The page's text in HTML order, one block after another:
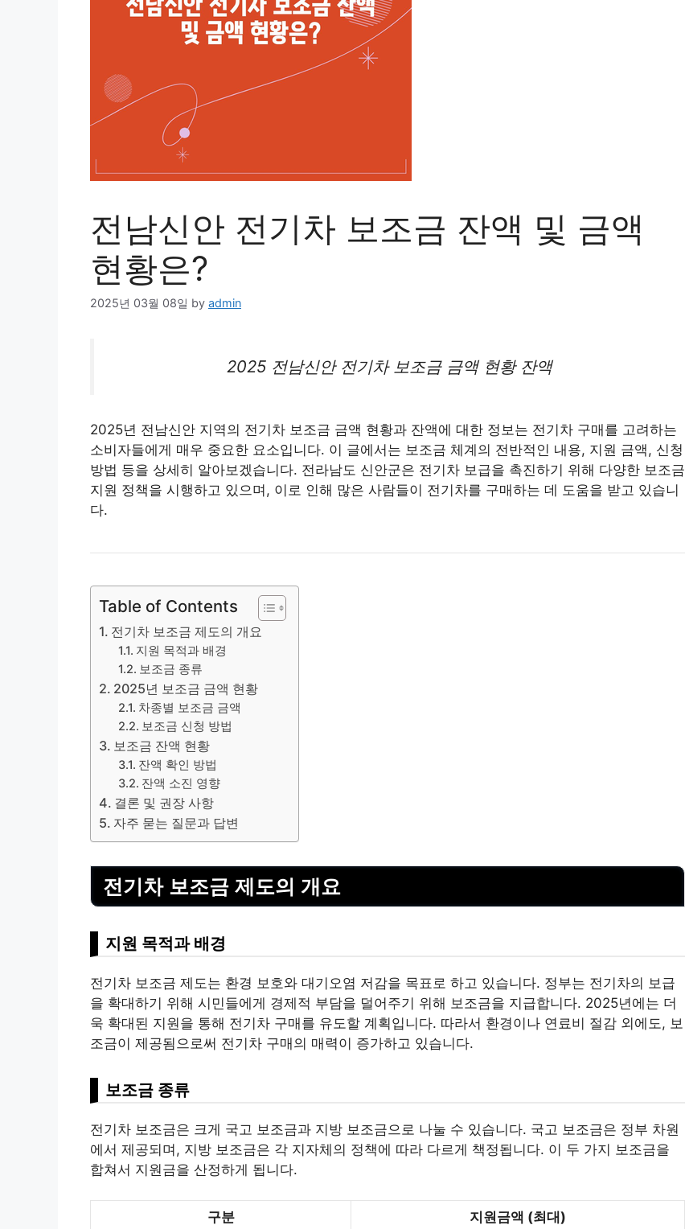
전남신안 전기차 보조금 잔액 및 금액
현황은?
2025년 03월 08일 by admin
2025 전남신안 전기차보조금 금액 현황 잔액
2025년 전남신안 지역의 전기차 보조금 금액 현황과 잔액에 대한 정보는 전기차 구매를 고려하는
소비자들에게 매우 중요한 요소입니다. 이 글에서는 보조금 체계의 전반적인 내용, 지원 금액, 신청
방법 등을 상세히 알아보겠습니다. 전라남도 신안군은 전기차 보급을 촉진하기 위해 다양한 보조금
지원 정책을 시행하고 있으며, 이로 인해 많은 사람들이 전기차를 구매하는 데 도움을 받고 있습니
다.
Table of Contents
전기차 보조금 제도의 개요
지원 목적과 배경
보조금 종류
2025년 보조금 금액 현황
차종별 보조금 금액
보조금 신청 방법
보조금 잔액 현황
잔액 확인 방법
잔액 소진 영향
결론 및 권장 사항
자주 묻는 질문과 답변
전기차 보조금 제도의 개요
지원 목적과 배경
전기차 보조금 제도는 환경 보호와 대기오염 저감을 목표로 하고 있습니다. 정부는 전기차의 보급
을 확대하기 위해 시민들에게 경제적 부담을 덜어주기 위해 보조금을 지급합니다. 2025년에는 더
욱 확대된 지원을 통해 전기차 구매를 유도할 계획입니다. 따라서 환경이나 연료비 절감 외에도, 보
조금이 제공됨으로써 전기차 구매의 매력이 증가하고 있습니다.
보조금 종류
전기차 보조금은 크게 국고 보조금과 지방 보조금으로 나눌 수 있습니다. 국고 보조금은 정부 차원
에서 제공되며, 지방 보조금은 각 지자체의 정책에 따라 다르게 책정됩니다. 이 두 가지 보조금을
합쳐서 지원금을 산정하게 됩니다.
구분 지원금액 (최대)